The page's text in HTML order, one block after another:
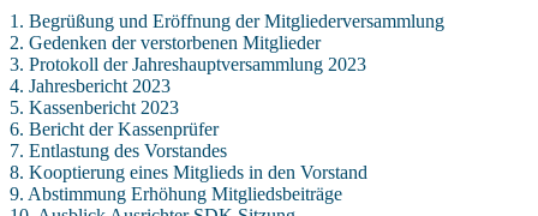
1. Begrüßung und Eröffnung der Mitgliederversammlung
2. Gedenken der verstorbenen Mitglieder
3. Protokoll der Jahreshauptversammlung 2023
4. Jahresbericht 2023
5. Kassenbericht 2023
6. Bericht der Kassenprüfer
7. Entlastung des Vorstandes
8. Kooptierung eines Mitglieds in den Vorstand
9. Abstimmung Erhöhung Mitgliedsbeiträge